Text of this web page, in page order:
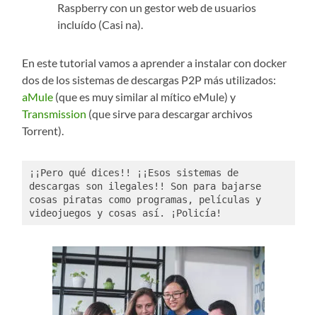
Raspberry con un gestor web de usuarios
incluído (Casi na).
En este tutorial vamos a aprender a instalar con docker
dos de los sistemas de descargas P2P más utilizados:
aMule (que es muy similar al mítico eMule) y
Transmission (que sirve para descargar archivos
Torrent).
¡¡Pero qué dices!! ¡¡Esos sistemas de
descargas son ilegales!! Son para bajarse
cosas piratas como programas, películas y
videojuegos y cosas así. ¡Policía!